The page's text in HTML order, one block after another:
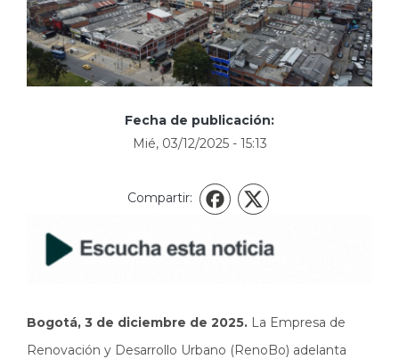
Fecha de publicación:
Mié, 03/12/2025 - 15:13
Compartir: Facebook
X
Bogotá, 3 de diciembre de 2025. La Empresa de
Renovación y Desarrollo Urbano (RenoBo) adelanta